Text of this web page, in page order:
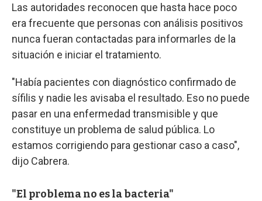
Las autoridades reconocen que hasta hace poco
era frecuente que personas con análisis positivos
nunca fueran contactadas para informarles de la
situación e iniciar el tratamiento.
"Había pacientes con diagnóstico confirmado de
sífilis y nadie les avisaba el resultado. Eso no puede
pasar en una enfermedad transmisible y que
constituye un problema de salud pública. Lo
estamos corrigiendo para gestionar caso a caso",
dijo Cabrera.
"El problema no es la bacteria"